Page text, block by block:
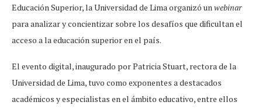
Educación Superior, la Universidad de Lima organizó unwebinar
para analizar y concientizar sobre los desafíos que dificultan el
acceso a la educación superior en el país.
El evento digital, inaugurado por Patricia Stuart, rectora de la
Universidad de Lima, tuvo como exponentes a destacados
académicos y especialistas en el ámbito educativo, entre ellos